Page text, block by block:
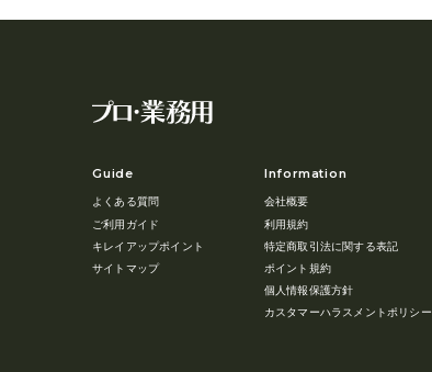
Guide
よくある質問
ご利用ガイド
キレイアップポイント
サイトマップ
Information
会社概要
利用規約
特定商取引法に関する表記
ポイント規約
個人情報保護方針
カスタマーハラスメントポリシー